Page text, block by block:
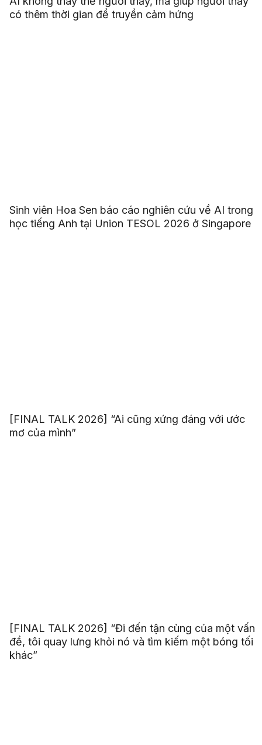
có thêm thời gian để truyền cảm hứng
Sinh viên Hoa Sen báo cáo nghiên cứu về AI trong
học tiếng Anh tại Union TESOL 2026 ở Singapore
[FINAL TALK 2026] “Ai cũng xứng đáng với ước
mơ của mình”
[FINAL TALK 2026] “Đi đến tận cùng của một vấn
đề, tôi quay lưng khỏi nó và tìm kiếm một bóng tối
khác”